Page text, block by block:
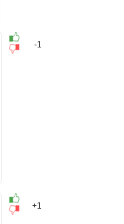
-1
+1